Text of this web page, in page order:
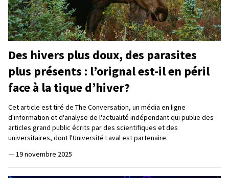
Des hivers plus doux, des parasites
plus présents : l’orignal est-il en péril
face à la tique d’hiver?
Cet article est tiré de The Conversation, un média en ligne
d'information et d'analyse de l'actualité indépendant qui publie des
articles grand public écrits par des scientifiques et des
universitaires, dont l'Université Laval est partenaire.
— 19 novembre 2025